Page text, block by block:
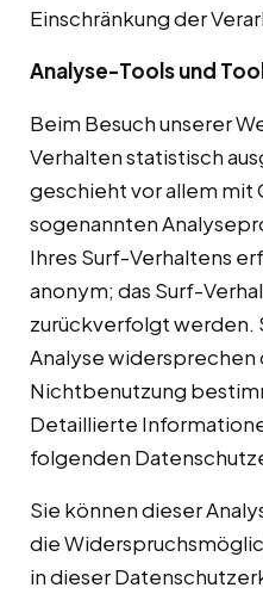
Einschränkung der
Analyse-Tools und
Beim Besuch unserer
Verhalten statistisch
geschieht vor allem mit
sogenannten
Ihres Surf-Verhaltens
anonym; das Surf-
zurückverfolgt werden.
Analyse widersprechen
Nichtbenutzung
Detaillierte
folgenden
Sie können dieser
die
in dieser